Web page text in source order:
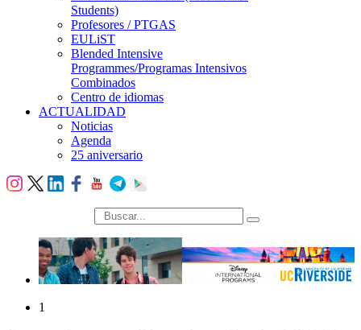
Students)
Profesores / PTGAS
EULiST
Blended Intensive
Programmes/Programas Intensivos
Combinados
Centro de idiomas
ACTUALIDAD
Noticias
Agenda
25 aniversario
búsqueda
1